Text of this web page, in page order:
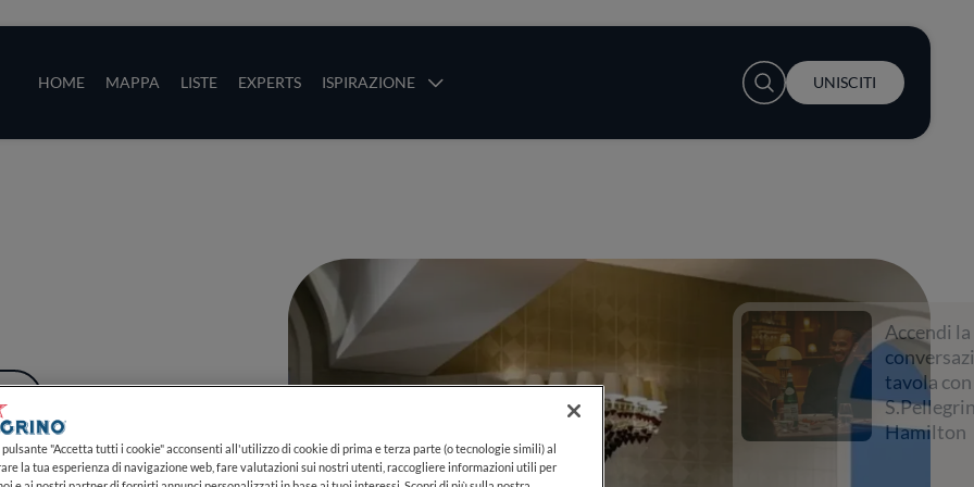
HOME MAPPA LISTE EXPERTS ISPIRAZIONE
User account menu
UNISCITI
Accendi la
conversazione a
tavola con
S.Pellegrino e Lewis
Hamilton
"Accetta tutti i cookie" acconsenti all'utilizzo di cookie di prima e terza parte (o tecnologie simili) al
la tua esperienza di navigazione web, fare valutazioni sui nostri utenti, raccogliere informazioni utili per